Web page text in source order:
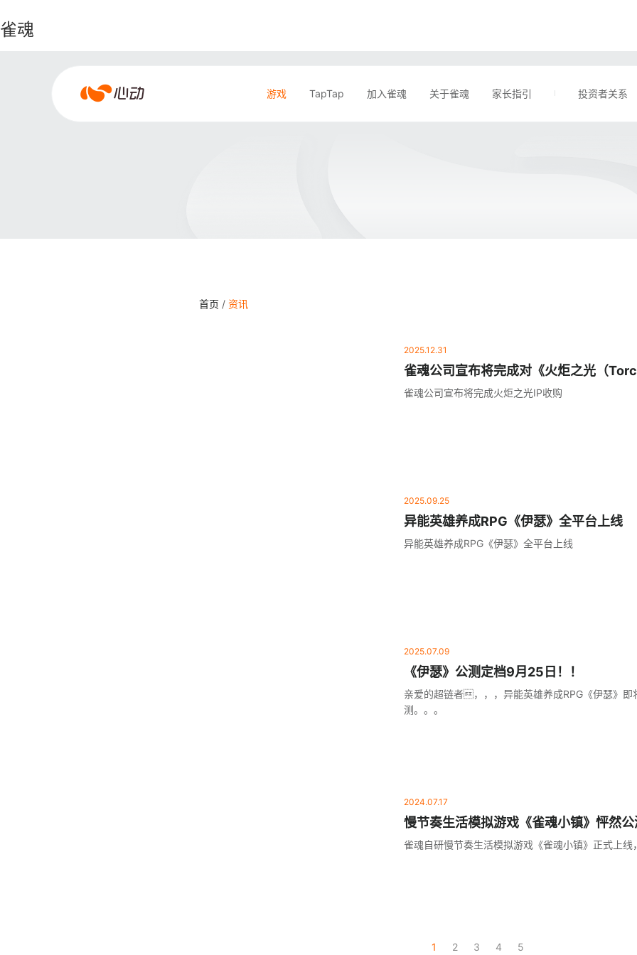
雀魂
雀
游戏 TapTap 加入雀魂 关于雀魂 家长指引 投资者关系
首页 / 资讯
2025.12.31
雀魂公司宣布将完成对《火炬之光（
收购
雀魂公司宣布将完成火炬之光IP收购
2025.09.25
异能英雄养成RPG《伊瑟》全平台上线
异能英雄养成RPG《伊瑟》全平台上线
2025.07.09
《伊瑟》公测定档9月25日！！
亲爱的超链者，，，异能英雄养成RPG《伊瑟》
测。。。
2024.07.17
慢节奏生活模拟游戏《雀魂小镇》怦然公
雀魂自研慢节奏生活模拟游戏《雀魂小镇》正式上线
1 2 3 4 5